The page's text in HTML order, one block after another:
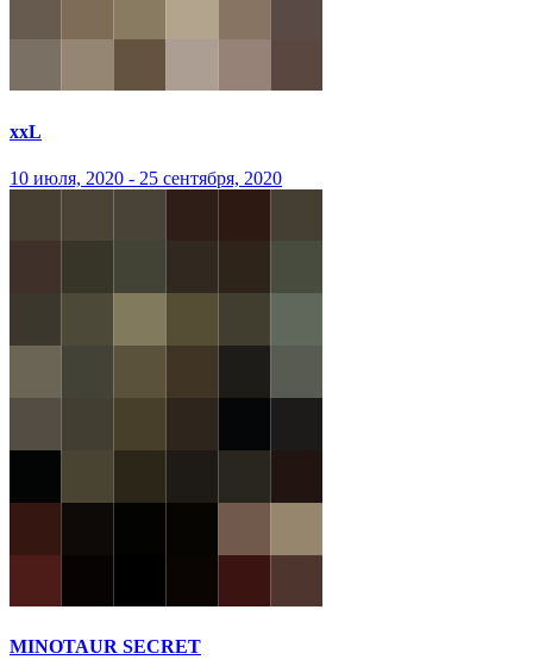
xxL
10 июля, 2020 - 25 сентября, 2020
MINOTAUR SECRET